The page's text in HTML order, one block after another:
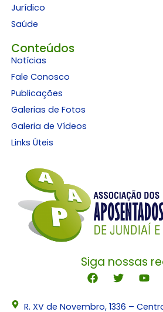
Jurídico
Saúde
Conteúdos
Notícias
Fale Conosco
Publicações
Galerias de Fotos
Galeria de Vídeos
Links Úteis
Siga nossas
R. XV de Novembro, 1336 –